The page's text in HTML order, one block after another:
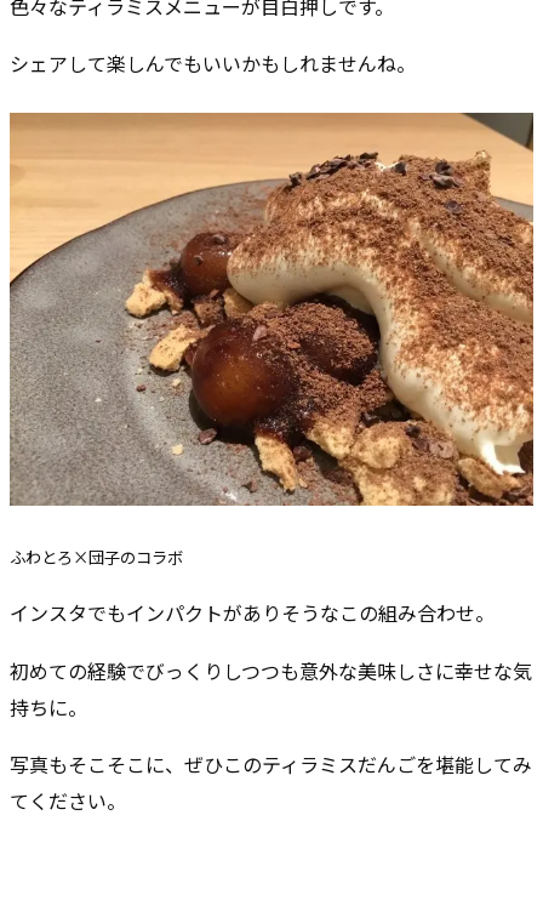
シェアして楽しんでもいいかもしれませんね。
ふわとろ×団子のコラボ
インスタでもインパクトがありそうなこの組み合わせ。
初めての経験でびっくりしつつも意外な美味しさに幸せな気
持ちに。
写真もそこそこに、ぜひこのティラミスだんごを堪能してみ
てください。